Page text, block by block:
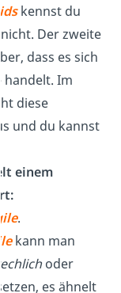
kennst du
Der zweite
dass es sich
handelt. Im
diese
und du kannst
einem
.
kann man
oder
es ähnelt